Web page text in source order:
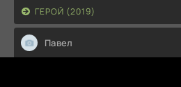
ГЕРОЙ (2019)
Павел